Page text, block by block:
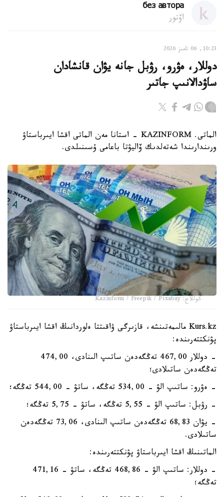
без автора
اۆتور
10:23, 06 تامىز 2026
دوللار، ەۋرو، رۋبل جانە يۋان قانشادان
ساۋدالانىپ جاتىر
الماتى. KAZINFORM - استانا مەن الماتى اقشا ايىرباستاۋ
ورىندارىندا شەتەلدىك ۆاليۋتا باعامى ۇسىنىلدى.
كوللاج: Kazinform / Freepik / Pixabay
Kurs.kz مالىمەتىنشە، قازىرگى ۋاقىتتا ەلوردانىڭ اقشا ايىرباستاۋ
پۋنكتتەرىندە:
- دوللار 467,00 تەڭگەدەن ساتىپ الىنادى، 474,00
تەڭگەدەن ساتىلادى؛
- ەۋرو: ساتىپ الۋ - 534,00 تەڭگە، ساتۋ - 544,00 تەڭگە؛
- رۋبل: ساتىپ الۋ - 5,55 تەڭگە، ساتۋ - 5,75 تەڭگە؛
- يۋان 68,83 تەڭگەدەن ساتىپ الىنادى، 73,06 تەڭگەدەن
ساتىلادى.
الماتىنىڭ اقشا ايىرباستاۋ پۋنكتتەرىندە:
- دوللار: ساتىپ الۋ - 468,86 تەڭگە، ساتۋ - 471,16
تەڭگە؛